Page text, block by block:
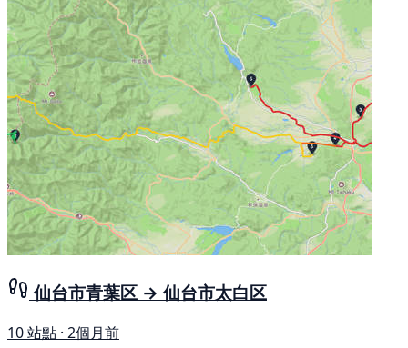
仙台市青葉区 → 仙台市太白区
10 站點 · 2個月前